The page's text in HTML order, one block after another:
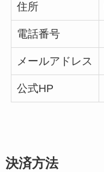
住所
電話番号
メールアドレス
公式HP
決済方法